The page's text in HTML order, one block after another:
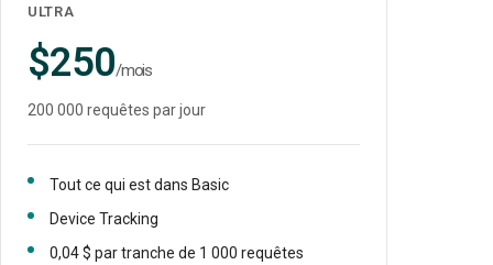
ULTRA
$250/mois
200 000 requêtes par jour
Tout ce qui est dans Basic
Device Tracking
0,04 $ par tranche de 1 000 requêtes